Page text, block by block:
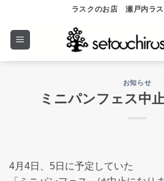
content
ラスクのお店 瀬戸内ラス
お知らせ
ミニパンフェス中
4月4日、5日に予定していた